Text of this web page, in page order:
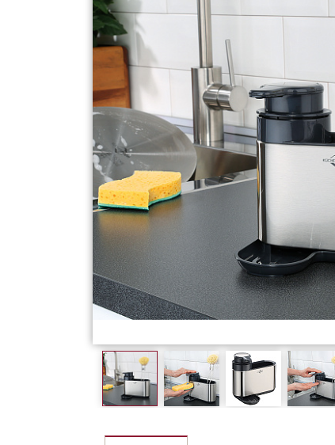
Сервировка
Столовые
Текстиль